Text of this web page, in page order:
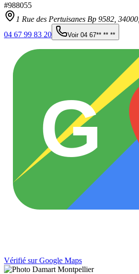
#988055
1 Rue des Pertuisanes Bp 9582, 34000
04 67 99 83 20
Voir 04 67** ** **
G
Vérifié sur Google Maps